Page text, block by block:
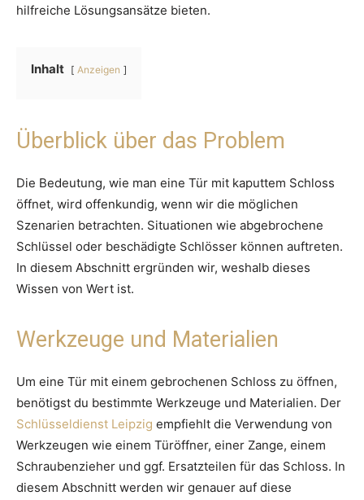
hilfreiche Lösungsansätze bieten.
Inhalt Anzeigen
Überblick über das Problem
Die Bedeutung, wie man eine Tür mit kaputtem Schloss
öffnet, wird offenkundig, wenn wir die möglichen
Szenarien betrachten. Situationen wie abgebrochene
Schlüssel oder beschädigte Schlösser können auftreten.
In diesem Abschnitt ergründen wir, weshalb dieses
Wissen von Wert ist.
Werkzeuge und Materialien
Um eine Tür mit einem gebrochenen Schloss zu öffnen,
benötigst du bestimmte Werkzeuge und Materialien. Der
Schlüsseldienst Leipzig empfiehlt die Verwendung von
Werkzeugen wie einem Türöffner, einer Zange, einem
Schraubenzieher und ggf. Ersatzteilen für das Schloss. In
diesem Abschnitt werden wir genauer auf diese